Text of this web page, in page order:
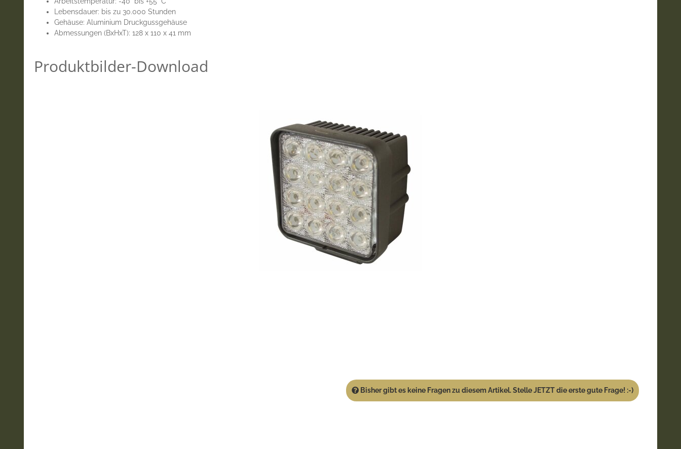
Lebensdauer: bis zu 30.000 Stunden
Gehäuse: Aluminium Druckgussgehäuse
Abmessungen (BxHxT): 128 x 110 x 41 mm
Produktbilder-Download
Bisher gibt es keine Fragen zu diesem Artikel. Stelle JETZT die erste gute Frage! :-)